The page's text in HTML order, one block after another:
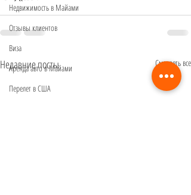
Недвижимость в Майами
Отзывы клиентов
Виза
Аренда авто в Майами
Перелет в США
Недавние посты Смотреть все